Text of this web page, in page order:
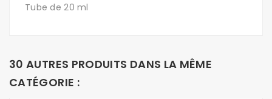
Tube de 20 ml
30 AUTRES PRODUITS DANS LA MÊME
CATÉGORIE :